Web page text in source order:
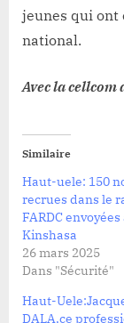
jeunes qui ont
national.
Avec la
Similaire
Haut-uele: 150
recrues dans le
FARDC envoyées
Kinshasa
26 mars 2025
Dans "Sécurité"
Haut-
DALA,ce